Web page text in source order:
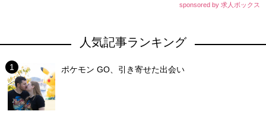
sponsored by 求人ボックス
人気記事ランキング
ポケモン GO、引き寄せた出会い